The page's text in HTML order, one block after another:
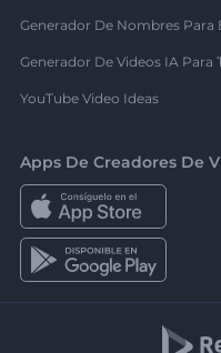
Generador De Nombres Para
Generador De Videos IA Para
YouTube Video Ideas
Apps De Creadores De